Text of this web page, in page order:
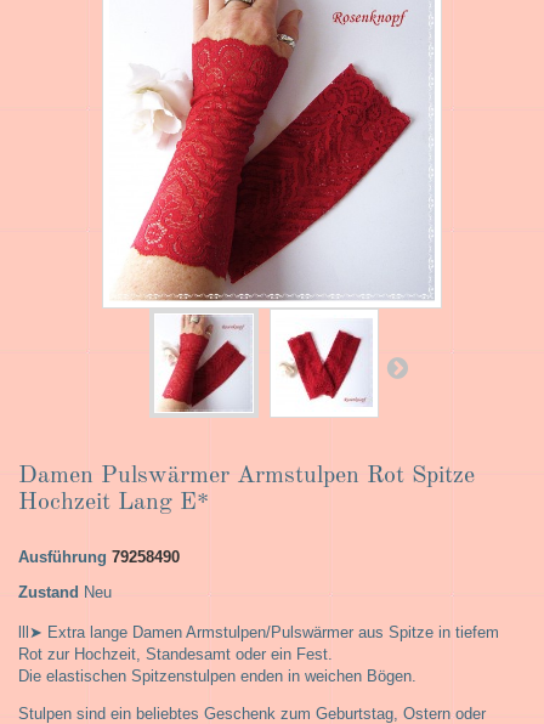
Damen Pulswärmer Armstulpen Rot Spitze
Hochzeit Lang E*
Ausführung 79258490
Zustand Neu
lll➤ Extra lange Damen Armstulpen/Pulswärmer aus Spitze in tiefem
Rot zur Hochzeit, Standesamt oder ein Fest.
Die elastischen Spitzenstulpen enden in weichen Bögen.
Stulpen sind ein beliebtes Geschenk zum Geburtstag, Ostern oder